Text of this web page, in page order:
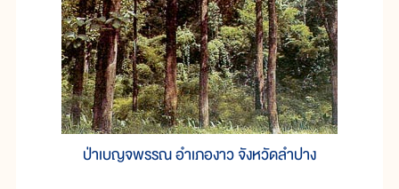
ป่าเบญจพรรณ อำเภองาว จังหวัดลำปาง